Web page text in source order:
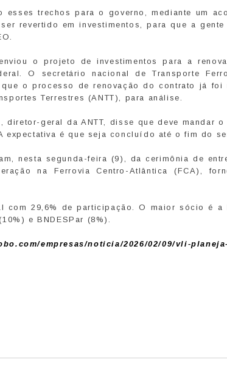
esses trechos para o governo, mediante um
revertido em investimentos, para que a
o projeto de investimentos para a
O secretário nacional de Transporte
o processo de renovação do contrato já
Terrestres (ANTT), para análise.
diretor-geral da ANTT, disse que deve mandar
expectativa é que seja concluído até o fim do
nesta segunda-feira (9), da cerimônia de
na Ferrovia Centro-Atlântica (FCA),
com 29,6% de participação. O maior sócio é a
e BNDESPar (8%).
empresas/noticia/2026/02/09/vli-